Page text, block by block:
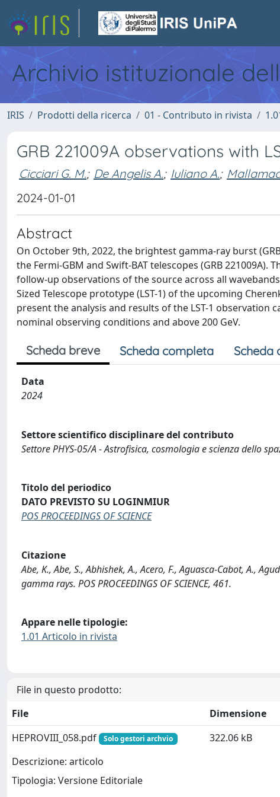
Archivio istituzionale
IRIS Prodotti della ricerca 01 - Contributo in rivista
GRB 221009A observations with
Cicciari G. M.; De Angelis A.; Iuliano A.;
2024-01-01
Abstract
On October 9th, 2022, the brightest gamma-ray burst
the Fermi-GBM and Swift-BAT telescopes (GRB
follow-up observations of the source across all
Sized Telescope prototype (LST-1) of the upcoming
present the analysis and results of the LST-1
nominal observing conditions and above 200 GeV.
Scheda breve Scheda completa Scheda
Data
2024
Settore scientifico disciplinare del contributo
Settore PHYS-05/A - Astrofisica, cosmologia e scienza dello
Titolo del periodico
DATO PREVISTO SU LOGINMIUR
POS PROCEEDINGS OF SCIENCE
Citazione
Abe, K., Abe, S., Abhishek, A., Acero, F., Aguasca-Cabot, A.,
gamma rays. POS PROCEEDINGS OF SCIENCE, 461.
Appare nelle tipologie:
1.01 Articolo in rivista
File in questo prodotto:
File
Dimensione
HEPROVIII_058.pdf
Solo gestori archvio
Descrizione: articolo
Tipologia: Versione Editoriale
322.06 kB